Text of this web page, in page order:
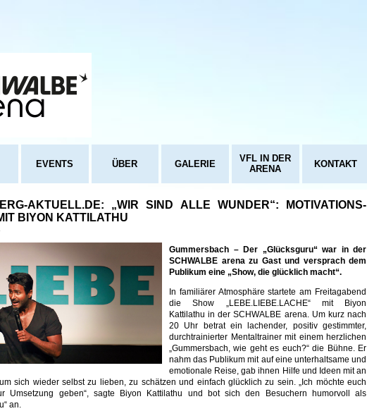
EVENTS ÜBER GALERIE
VFL IN DER
ARENA
KONTAKT
AKTUELL.DE: „WIR SIND ALLE WUNDER“: MOTIVATIONS-
BIYON KATTILATHU
Gummersbach – Der „Glücksguru“ war in der
SCHWALBE arena zu Gast und versprach dem
Publikum eine „Show, die glücklich macht“.
In familiärer Atmosphäre startete am Freitagabend
die Show „LEBE.LIEBE.LACHE“ mit Biyon
Kattilathu in der SCHWALBE arena. Um kurz nach
20 Uhr betrat ein lachender, positiv gestimmter,
durchtrainierter Mentaltrainer mit einem herzlichen
„Gummersbach, wie geht es euch?“ die Bühne. Er
nahm das Publikum mit auf eine unterhaltsame und
emotionale Reise, gab ihnen Hilfe und Ideen mit an
sich wieder selbst zu lieben, zu schätzen und einfach glücklich zu sein. „Ich möchte euch
Umsetzung geben“, sagte Biyon Kattilathu und bot sich den Besuchern humorvoll als
an.